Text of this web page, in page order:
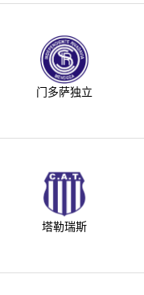
门多萨独立
塔勒瑞斯